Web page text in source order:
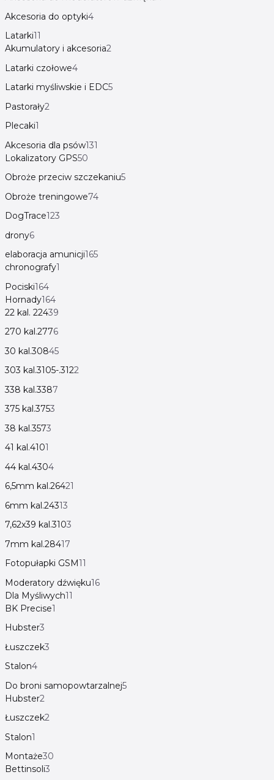
Akcesoria do optyki4
Latarki11
Akumulatory i akcesoria2
Latarki czołowe4
Latarki myśliwskie i EDC5
Pastorały2
Plecaki1
Akcesoria dla psów131
Lokalizatory GPS50
Obroże przeciw szczekaniu5
Obroże treningowe74
DogTrace123
drony6
elaboracja amunicji165
chronografy1
Pociski164
Hornady164
22 kal. 22439
270 kal.2776
30 kal.30845
303 kal.3105-.3122
338 kal.3387
375 kal.3753
38 kal.3573
41 kal.4101
44 kal.4304
6,5mm kal.26421
6mm kal.24313
7,62x39 kal.3103
7mm kal.28417
Fotopułapki GSM11
Moderatory dźwięku16
Dla Myśliwych11
BK Precise1
Hubster3
Łuszczek3
Stalon4
Do broni samopowtarzalnej5
Hubster2
Łuszczek2
Stalon1
Montaże30
Bettinsoli3